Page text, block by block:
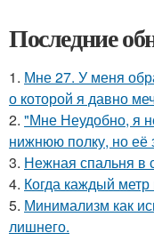
Последние
1. Мне 27. У меня
о которой я давно
2. "Мне Неудобно, я
нижнюю полку, но её
3. Нежная спальня в
4. Когда каждый
5. Минимализм как
лишнего.